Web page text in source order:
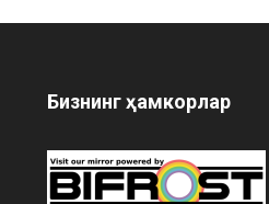
Бизнинг ҳамкорлар